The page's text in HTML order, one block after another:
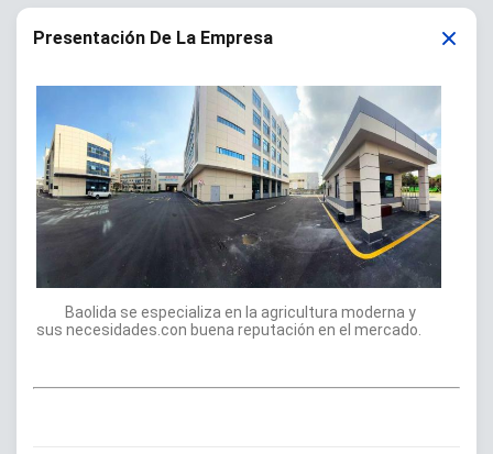
Presentación De La Empresa
Baolida se especializa en la agricultura moderna y
sus necesidades.con buena reputación en el mercado.